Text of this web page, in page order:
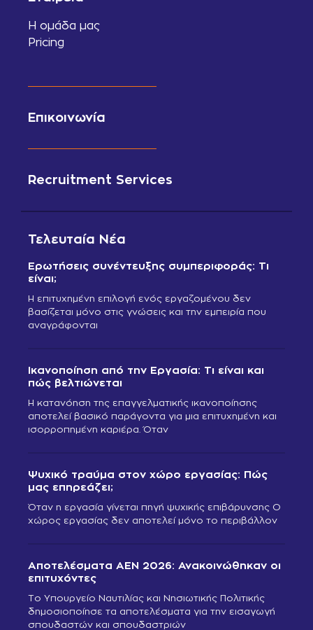
Η ομάδα μας
Pricing
Επικοινωνία
Recruitment Services
Τελευταία Νέα
Ερωτήσεις συνέντευξης συμπεριφοράς: Τι
είναι;
Η επιτυχημένη επιλογή ενός εργαζομένου δεν
βασίζεται μόνο στις γνώσεις και την εμπειρία που
αναγράφονται
Ικανοποίηση από την Εργασία: Τι είναι και
πώς βελτιώνεται
Η κατανόηση της επαγγελματικής ικανοποίησης
αποτελεί βασικό παράγοντα για μια επιτυχημένη και
ισορροπημένη καριέρα. Όταν
Ψυχικό τραύμα στον χώρο εργασίας: Πώς
μας επηρεάζει;
Όταν η εργασία γίνεται πηγή ψυχικής επιβάρυνσης Ο
χώρος εργασίας δεν αποτελεί μόνο το περιβάλλον
Αποτελέσματα ΑΕΝ 2026: Ανακοινώθηκαν οι
επιτυχόντες
Το Υπουργείο Ναυτιλίας και Νησιωτικής Πολιτικής
δημοσιοποίησε τα αποτελέσματα για την εισαγωγή
σπουδαστών και σπουδαστριών